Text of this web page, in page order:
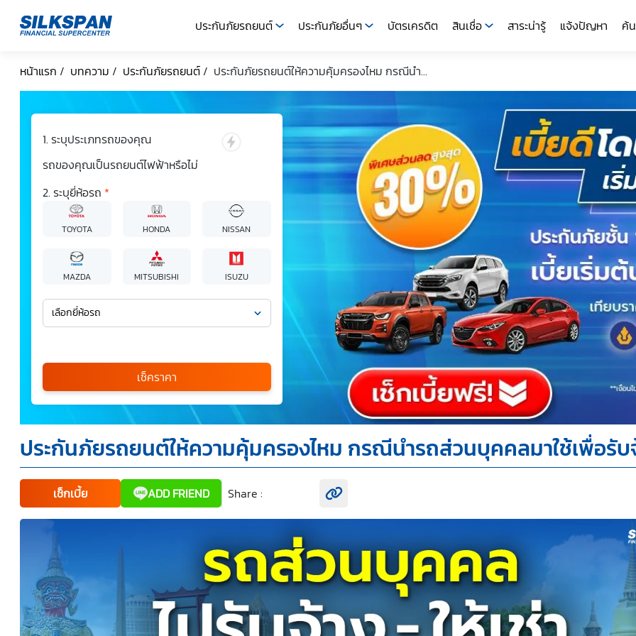
ประกันภัยรถยนต์ ประกันภัยอื่นๆ บัตรเครดิต สินเชื่อ สาระน่ารู้ แจ้งปัญหา ค้
หน้าแรก / บทความ / ประกันภัยรถยนต์ / ประกันภัยรถยนต์ให้ความคุ้มครองไหม กรณีนำ...
ระบุประเภทรถของคุณ
รถของคุณเป็นรถยนต์ไฟฟ้าหรือไม่
ระบุยี่ห้อรถ *
TOYOTA HONDA NISSAN
MAZDA MITSUBISHI ISUZU
เลือกยี่ห้อรถ
เลือกรุ่นรถ
กรุณาเลือก
*
ข้าพเจ้ารับทราบนโยบายคุ้มครองข้อมูลส่วนบุคคล และยินยอม
ให้บริษัท SILKSPAN อินชัวรันซ์ โบรกเกอร์เรจ จำกัด รวมถึง
บริษัทในเครือที่เกี่ยวข้องกัน ตลอดจนคู่ค้าทางธุรกิจและ/หรือ
พันธมิตรของบริษัทเหล่านี้ สามารถเก็บ ใช้ และ/หรือ เปิดเผย
ข้อมูลส่วนบุคคลและข้อมูลส่วนบุคคลที่มีความอ่อนไหวของ
ข้าพเจ้า เพื่อวัตถุประสงค์ในการดำเนินการติดต่อและนำเสนอ
ข้อมูลสำหรับการขายผลิตภัณฑ์ การจัดทำรายการส่งเสริมการ
ขายและการตลาด แจ้งสิทธิประโยชน์หรือข่าวสารต่างๆ แจ้ง
เพื่อพัฒนาผลิตภัณฑ์หรือบริการต่างๆ หรือเพื่อกิจกรรมอื่นๆ
ท่านสามารถอ่านรายละเอียดนโยบายคุ้มครองข้อมูลส่วนบุคคล
และสิทธิของเจ้าของข้อมูลส่วนบุคคลได้ที่เว็บไซต์คำประกาศ
เกี่ยวกับความเป็นส่วนตัว
ก่อนให้ความยินยอม ทั้งนี้ ก่อนการ
แสดงเจตนา ข้าพเจ้าได้อ่านรายละเอียดจากเอกสารชี้แจง
ข้อมูล หรือได้รับคำอธิบายจากหน่วยงานถึงวัตถุประสงค์ในการ
เก็บรวบรวม ใช้หรือเปิดเผยข้อมูลส่วนบุคคล (“ประมวลผล
ข้อมูลส่วนบุคคล”) และมีความเข้าใจดีแล้ว ข้าพเจ้าให้ความ
เช็คราคา
ประกันภัยรถยนต์ให้ความคุ้มครองไหม กรณีนำรถส่วนบุคคลมาใช้เพื่อรับ
เช็กเบี้ย ADD FRIEND Share : Facebook share
Twitter share